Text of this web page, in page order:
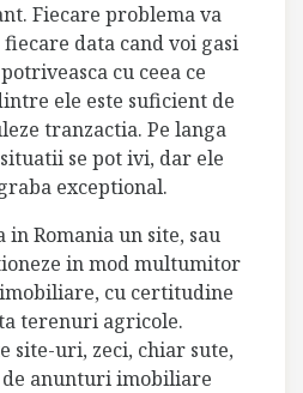
Fiecare problema va
data cand voi gasi
cu ceea ce
ele este suficient de
tranzactia. Pe langa
se pot ivi, dar ele
exceptional.
in Romania un site, sau
in mod multumitor
cu certitudine
terenuri agricole.
site-uri, zeci, chiar sute,
anunturi imobiliare